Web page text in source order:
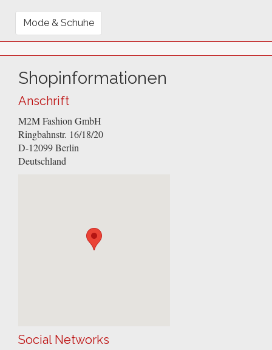
Mode & Schuhe
Shopinformationen
Anschrift
M2M Fashion GmbH
Ringbahnstr. 16/18/20
D-12099Berlin
Deutschland
Social Networks